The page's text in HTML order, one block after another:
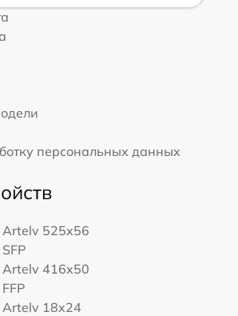
персональных данных
Artelv 525x56
SFP
Artelv 416x50
FFP
Artelv 18x24